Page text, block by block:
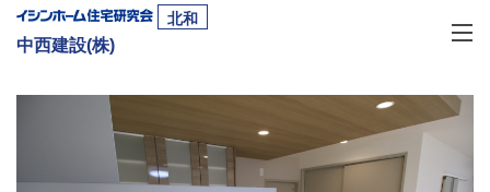
北和
中西建設(株)